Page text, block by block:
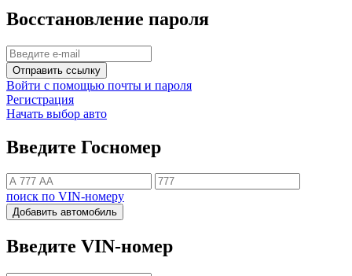
Восстановление пароля
Отправить ссылку
Войти с помощью почты и пароля
Регистрация
Начать выбор авто
Введите Госномер
поиск по VIN-номеру
Добавить автомобиль
Введите VIN-номер